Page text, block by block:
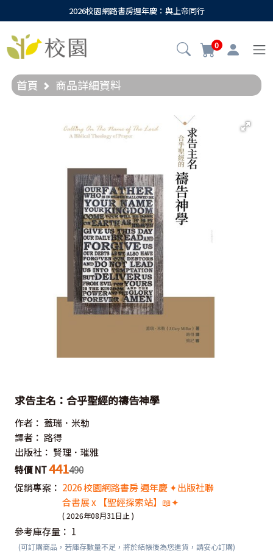
2026校園網路書房週年慶：與上帝同行
0
首頁 商品詳細資料
求告主名：合乎聖經的禱告神學
作者： 蓋瑞．米勒
譯者： 路得
出版社： 賢理．璀雅
特價 NT441490
促銷專案： 2026 校園網路書房 週年慶 ✦出版社聯
合書展 x 【聖經探索站】📖✦
( 2026年08月31日止 )
參考庫存量： 1
(可訂購商品，若庫存數量不足，將於結帳後為您進貨，請安心訂購)